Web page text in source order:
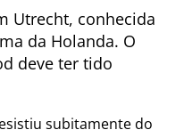
Utrecht, conhecida
da Holanda. O
deve ter tido
subitamente do